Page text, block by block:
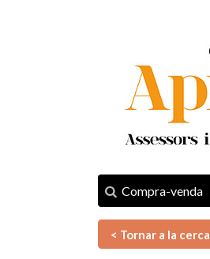
Compra-venda
< Tornar a la cerca